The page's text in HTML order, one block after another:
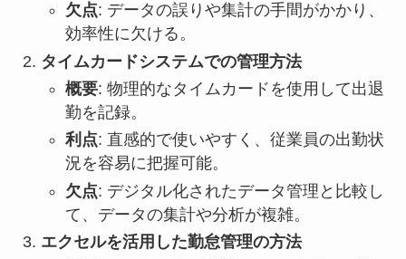
欠点: データの誤りや集計の手間がかかり、
効率性に欠ける。
タイムカードシステムでの管理方法
概要: 物理的なタイムカードを使用して出退
勤を記録。
利点: 直感的で使いやすく、従業員の出勤状
況を容易に把握可能。
欠点: デジタル化されたデータ管理と比較し
て、データの集計や分析が複雑。
エクセルを活用した勤怠管理の方法